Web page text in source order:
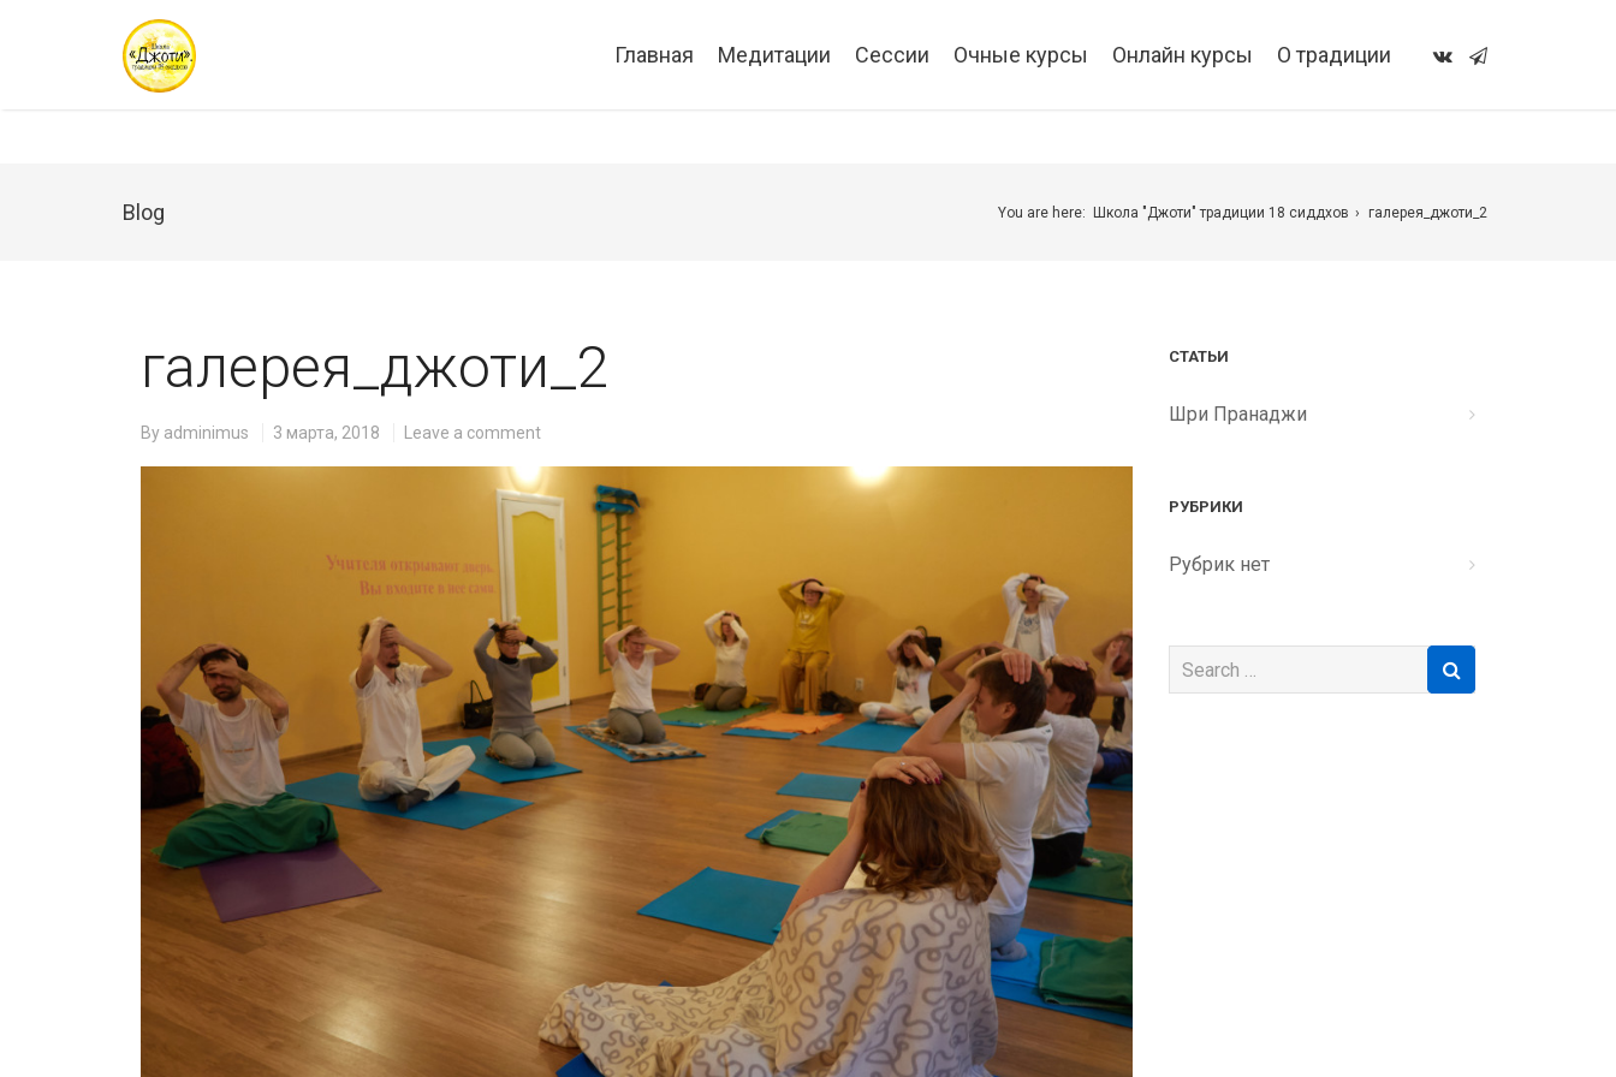
Главная Медитации Сессии Очные курсы Онлайн курсы О традиции
Blog You are here: Школа "Джоти" традиции 18 сиддхов галерея_джоти_2
галерея_джоти_2
By adminimus 3 марта, 2018 Leave a comment
СТАТЬИ
Шри Пранаджи
РУБРИКИ
Рубрик нет